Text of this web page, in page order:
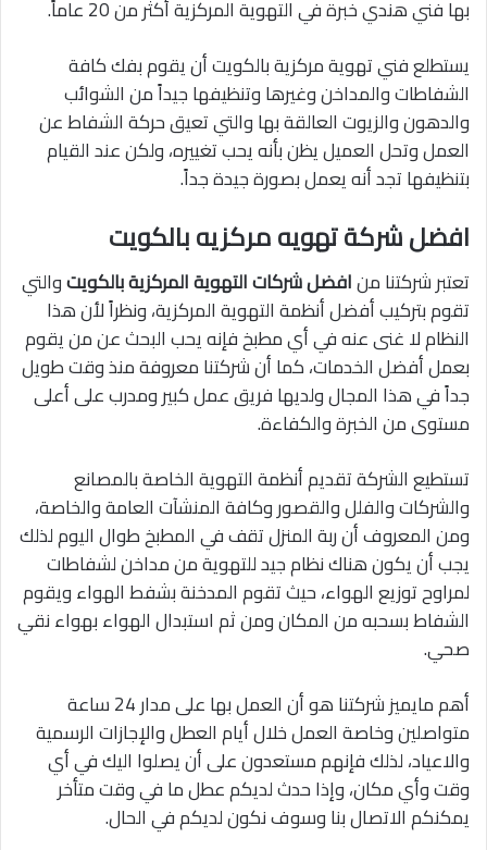
بها فني هندي خبرة في التهوية المركزية أكثر من 20 عاماً.
يستطلع فني تهوية مركزية بالكويت أن يقوم بفك كافة
الشفاطات والمداخن وغيرها وتنظيفها جيداً من الشوائب
والدهون والزيوت العالقة بها والتي تعيق حركة الشفاط عن
العمل وتحل العميل يظن بأنه يحب تغييره، ولكن عند القيام
بتنظيفها تجد أنه يعمل بصورة جيدة جداً.
افضل شركة تهويه مركزيه بالكويت
تعتبر شركتنا منافضل شركات التهوية المركزية بالكويتوالتي
تقوم بتركيب أفضل أنظمة التهوية المركزية، ونظراً لأن هذا
النظام لا غنى عنه في أي مطبخ فإنه يحب البحث عن من يقوم
بعمل أفضل الخدمات، كما أن شركتنا معروفة منذ وقت طويل
جداً في هذا المجال ولديها فريق عمل كبير ومدرب على أعلى
مستوى من الخبرة والكفاءة.
تستطيع الشركة تقديم أنظمة التهوية الخاصة بالمصانع
والشركات والفلل والقصور وكافة المنشآت العامة والخاصة،
ومن المعروف أن ربة المنزل تقف في المطبخ طوال اليوم لذلك
يجب أن يكون هناك نظام جيد للتهوية من مداخن لشفاطات
لمراوح توزيع الهواء، حيث تقوم المدخنة بشفط الهواء ويقوم
الشفاط بسحبه من المكان ومن ثم استبدال الهواء بهواء نقي
صحي.
أهم مايميز شركتنا هو أن العمل بها على مدار 24 ساعة
متواصلين وخاصة العمل خلال أيام العطل والإجازات الرسمية
والاعياد، لذلك فإنهم مستعدون على أن يصلوا اليك في أي
وقت وأي مكان، وإذا حدث لديكم عطل ما في وقت متأخر
يمكنكم الاتصال بنا وسوف نكون لديكم في الحال.